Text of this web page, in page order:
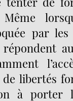
par les
libertés
à porter